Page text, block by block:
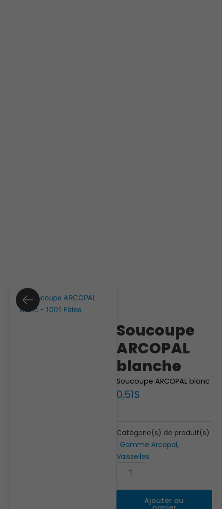
Soucoupe
ARCOPAL
blanche
Soucoupe ARCOPAL blanc
0,51$
Catégorie(s) de produit(s)
: Gamme Arcopal,
Vaisselles
ARCOPALAjouter au